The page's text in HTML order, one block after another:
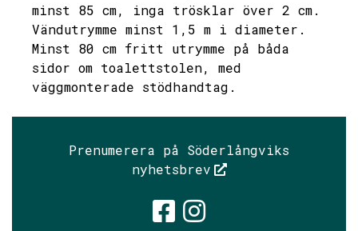
minst 85 cm, inga trösklar över 2 cm.
Vändutrymme minst 1,5 m i diameter.
Minst 80 cm fritt utrymme på båda
sidor om toalettstolen, med
väggmonterade stödhandtag.
Prenumerera på Söderlångviks
nyhetsbrev